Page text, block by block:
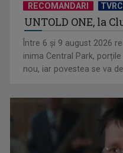
concursul „Cerbul ...
RECOMANDARI
UNTOLD ONE, la
Între 6 și 9 august 2026
inima Central Park,
nou, iar povestea se va